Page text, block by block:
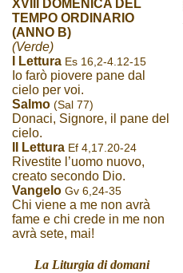
XVIII DOMENICA DEL
TEMPO ORDINARIO
(ANNO B)
(Verde)
I Lettura Es 16,2-4.12-15
Io farò piovere pane dal
cielo per voi.
Salmo (Sal 77)
Donaci, Signore, il pane del
cielo.
II Lettura Ef 4,17.20-24
Rivestite l’uomo nuovo,
creato secondo Dio.
Vangelo Gv 6,24-35
Chi viene a me non avrà
fame e chi crede in me non
avrà sete, mai!
La Liturgia di domani